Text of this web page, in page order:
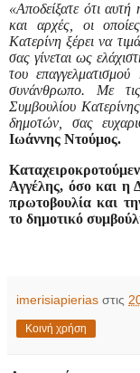
«Αποδείξατε ότι
και αρχές, οι
Κατερίνη ξέρει να
σας γίνεται ως
του
συνάνθρωπο. Με τις
Συμβουλίου
δημοτών, σας
Ιωάννης Ντούμος.
Αγγέλης, όσο και η
πρωτοβουλία και
το δημοτικό
imerisiapierias στις
Κοινή χρήση